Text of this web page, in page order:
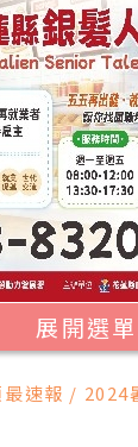
展開選單
速報 / 2024